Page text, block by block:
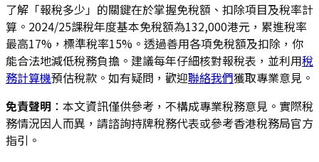
了解「報稅多少」的關鍵在於掌握免稅額、扣除項目及稅率計
算。2024/25課稅年度基本免稅額為132,000港元，累進稅率
最高17%，標準稅率15%。透過善用各項免稅額及扣除，你
能合法地減低稅務負擔。建議每年仔細核對報稅表，並利用稅
務計算機預估稅款。如有疑問，歡迎聯絡我們獲取專業意見。
免責聲明 ：本文資訊僅供參考，不構成專業稅務意見。實際稅
務情況因人而異，請諮詢持牌稅務代表或參考香港稅務局官方
指引。